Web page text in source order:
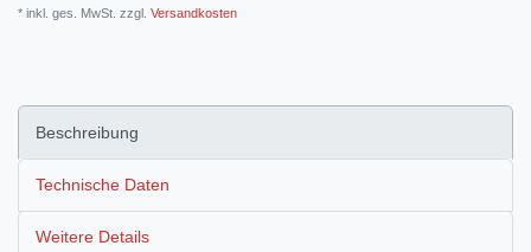
* inkl. ges. MwSt. zzgl. Versandkosten
Beschreibung
Technische Daten
Weitere Details